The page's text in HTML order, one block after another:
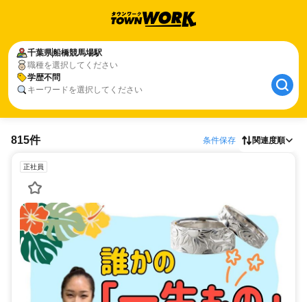
千葉県船橋競馬場駅
職種を選択してください
学歴不問
キーワードを選択してください
815件 条件保存 関連度順
正社員